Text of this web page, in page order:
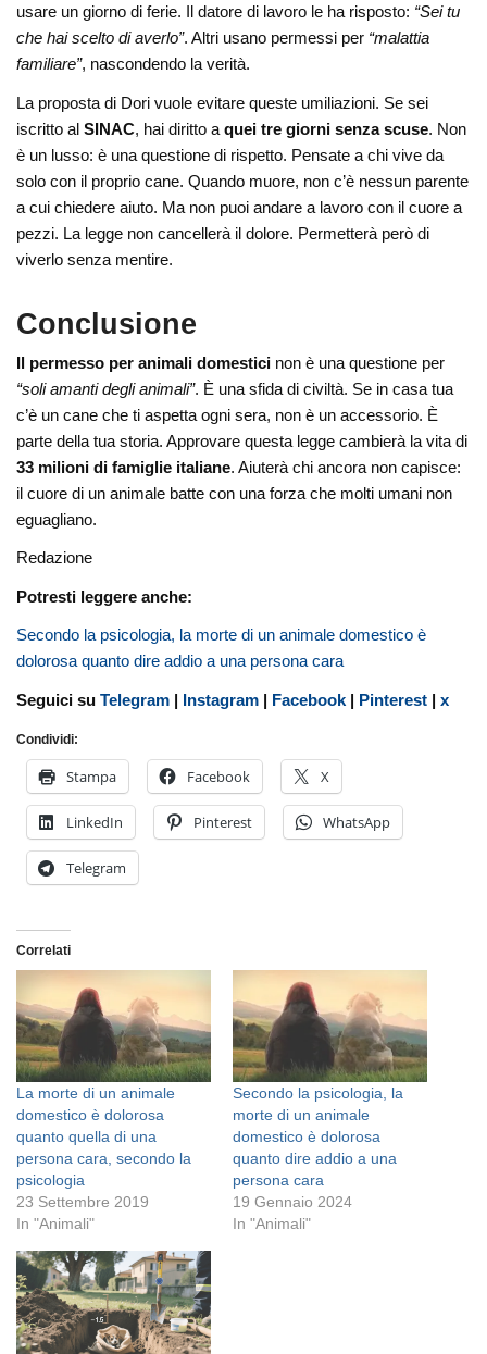
usare un giorno di ferie. Il datore di lavoro le ha risposto: “Sei tu
che hai scelto di averlo”. Altri usano permessi per “malattia
familiare”, nascondendo la verità.
La proposta di Dori vuole evitare queste umiliazioni. Se sei
iscritto alSINAC, hai diritto aquei tre giorni senza scuse. Non
è un lusso: è una questione di rispetto. Pensate a chi vive da
solo con il proprio cane. Quando muore, non c’è nessun parente
a cui chiedere aiuto. Ma non puoi andare a lavoro con il cuore a
pezzi. La legge non cancellerà il dolore. Permetterà però di
viverlo senza mentire.
Conclusione
Il permesso per animali domestici non è una questione per
“soli amanti degli animali”. È una sfida di civiltà. Se in casa tua
c’è un cane che ti aspetta ogni sera, non è un accessorio. È
parte della tua storia. Approvare questa legge cambierà la vita di
33 milioni di famiglie italiane. Aiuterà chi ancora non capisce:
il cuore di un animale batte con una forza che molti umani non
eguagliano.
Redazione
Potresti leggere anche:
Secondo la psicologia, la morte di un animale domestico è
dolorosa quanto dire addio a una persona cara
Seguici suTelegram | Instagram | Facebook | Pinterest |x
Condividi:
Stampa Facebook X
LinkedIn Pinterest WhatsApp
Telegram
Correlati
La morte di un animale
domestico è dolorosa
quanto quella di una
persona cara, secondo la
psicologia
23 Settembre 2019
In "Animali"
Secondo la psicologia, la
morte di un animale
domestico è dolorosa
quanto dire addio a una
persona cara
19 Gennaio 2024
In "Animali"